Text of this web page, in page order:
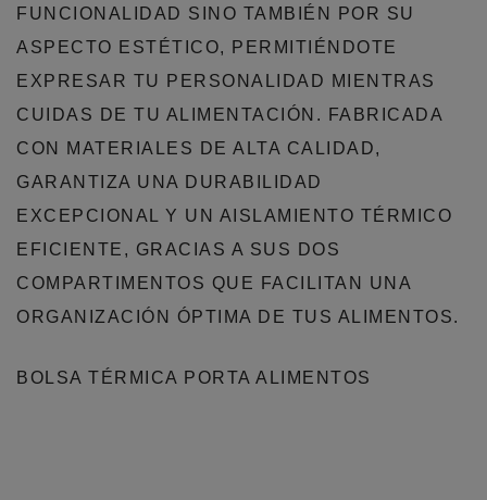
FUNCIONALIDAD SINO TAMBIÉN POR SU
ASPECTO ESTÉTICO, PERMITIÉNDOTE
EXPRESAR TU PERSONALIDAD MIENTRAS
CUIDAS DE TU ALIMENTACIÓN. FABRICADA
CON MATERIALES DE ALTA CALIDAD,
GARANTIZA UNA DURABILIDAD
EXCEPCIONAL Y UN AISLAMIENTO TÉRMICO
EFICIENTE, GRACIAS A SUS DOS
COMPARTIMENTOS QUE FACILITAN UNA
ORGANIZACIÓN ÓPTIMA DE TUS ALIMENTOS.
BOLSA TÉRMICA PORTA ALIMENTOS